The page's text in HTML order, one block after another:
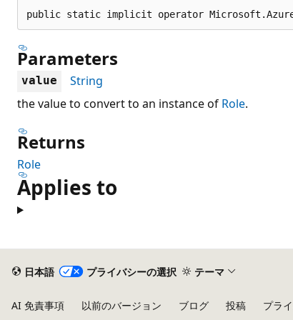
public static implicit operator
Parameters
value
String
the value to convert to an instance of Role.
Returns
Role
Applies to
日本語 プライバシーの選択 テーマ
AI 免責事項 以前のバージョン ブログ 投稿 プラ